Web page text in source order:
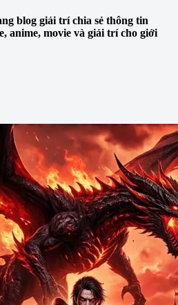
blog giải trí chia sẻ thông tin
anime, movie và giải trí cho giới